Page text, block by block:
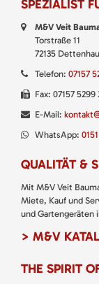
SPEZIALIST
M&V Veit
Torstraße 11
72135
Telefon: 07157
Fax: 07157 5299
E-Mail:
WhatsApp:
QUALITÄT &
Mit M&V Veit
Miete, Kauf und
und Gartengeräten
> M&V
THE SPIRIT